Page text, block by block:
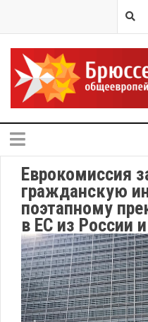
Еврокомиссия
гражданскую
поэтапному
в ЕС из России